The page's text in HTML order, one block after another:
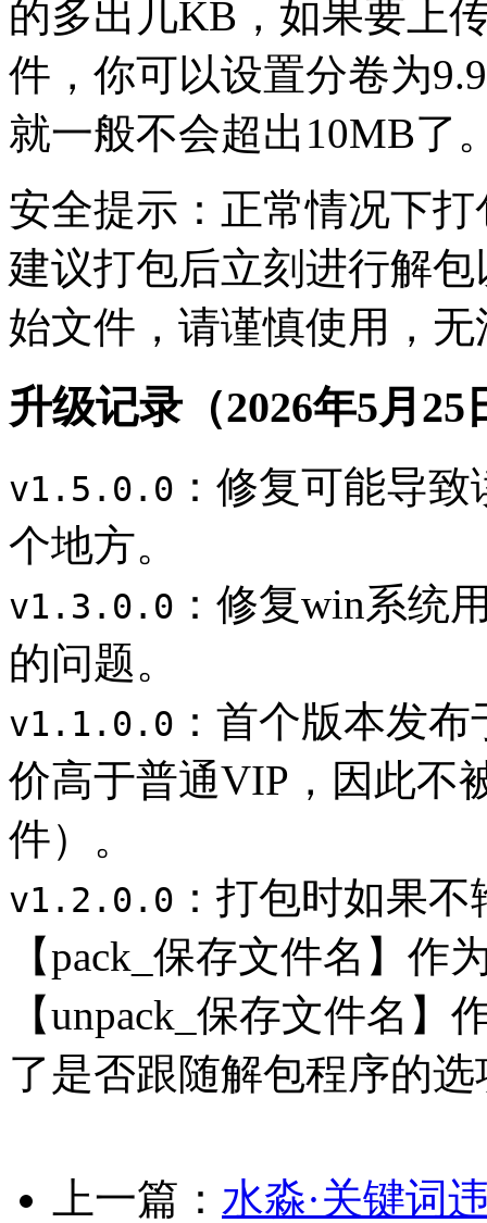
的多出几KB，如果要上
件，你可以设置分卷为
就一般不会超出10MB了
安全提示：正常情况下
建议打包后立刻进行解
始文件，请谨慎使用，
升级记录（2026年5月25
v1.5.0.0 ：修复可能导
个地方。
v1.3.0.0 ：修复win系统
的问题。
v1.1.0.0 ：首个版本发
价高于普通VIP，因此不
件）。
v1.2.0.0 ：打包时如果
【pack_保存文件名】
【unpack_保存文件名
了是否跟随解包程序的选
上一篇： 水淼·关键词